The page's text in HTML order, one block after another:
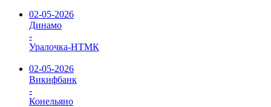
02-05-2026
Динамо
-
Уралочка-НТМК
02-05-2026
Викифбанк
-
Конельяно